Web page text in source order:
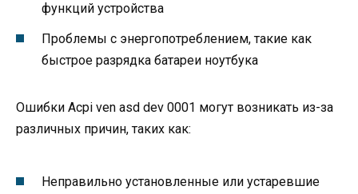
функций устройства
Проблемы с энергопотреблением, такие как
быстрое разрядка батареи ноутбука
Ошибки Acpi ven asd dev 0001 могут возникать из-за
различных причин, таких как:
Неправильно установленные или устаревшие